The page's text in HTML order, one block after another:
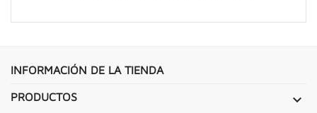
INFORMACIÓN DE LA TIENDA
PRODUCTOS 